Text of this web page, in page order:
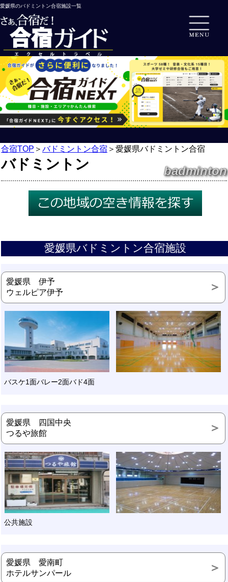
愛媛県のバドミントン合宿施設一覧
合宿TOP ＞ バドミントン合宿 ＞ 愛媛県バドミントン合宿
バドミントン badminton
愛媛県バドミントン合宿施設
愛媛県 伊予
ウェルピア伊予
バスケ1面バレー2面バド4面
愛媛県 四国中央
つるや旅館
公共施設
愛媛県 愛南町
ホテルサンパール